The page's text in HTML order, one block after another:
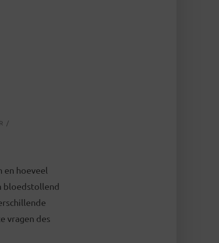
en hoeveel
bloedstollend
vragen des